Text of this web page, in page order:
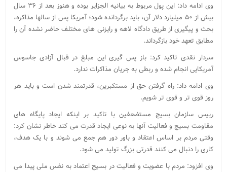
وی ادامه داد: این پول مربوط به بیانیه الجزایر بوده و هنوز بعد از ۳۶ سال
بیش از ۵۰ میلیارد دلار آن، باید برگردانده شود؛ آمریکا پس از سالها مذاکره،
بحث و پیگیری از طریق دادگاه لاهه و رایزنی های مختلف حاضر نشده آن را
مطابق تعهد خود بازگرداند.
سردار نقدی تاکید کرد: باز پس گیری این مبلغ در قبال آزادی جاسوس
آمریکایی انجام شده و ربطی به جریان مذاکرات ندارد.
وی ادامه داد: راه گرفتن حق از مستکبرین، قدرتمند شدن است و باید هر
روز قوی تر و قوی تر شویم.
رییس سازمان بسیج مستضعفین با تاکید بر اینکه ایجاد پایگاه های
مقاومت بسیج و فعالیت آنها به نوعی ایجاد قدرت می کند خاطر نشان کرد:
وقتی مردم بر اساس اعتقاد و باور دور هم جمع می شوند و با یک هدف،
کاری را دنبال می کنند قدرتی بزرگ تولید می شود.
وی افزود: مردم با عضویت و فعالیت در بسیج اعتماد به نفس ملی پیدا می